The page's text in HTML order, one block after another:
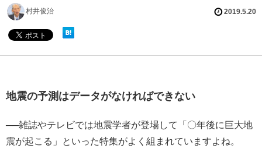
村井俊治 2019.5.20
地震の予測はデータがなければできない
──雑誌やテレビでは地震学者が登場して「〇年後に巨大地
震が起こる」といった特集がよく組まれていますよね。